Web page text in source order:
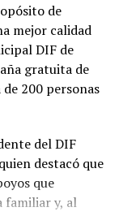
al
también
el Estado de
el bienestar, el
hacia los
de
mejor calidad
DIF de
gratuita de
200 personas
del DIF
destacó que
que
familiar y, al